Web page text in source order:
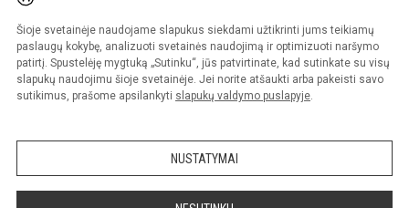
Šioje svetainėje naudojame slapukus siekdami užtikrinti jums teikiamų
paslaugų kokybę, analizuoti svetainės naudojimą ir optimizuoti naršymo
patirtį. Spustelėję mygtuką „Sutinku“, jūs patvirtinate, kad sutinkate su visų
slapukų naudojimu šioje svetainėje. Jei norite atšaukti arba pakeisti savo
sutikimus, prašome apsilankyti slapukų valdymo puslapyje.
NUSTATYMAI
© 2025. Vilniaus lopšelis-darželis „Žibutė“. Visos teisės saugomos.
Kopijuoti turinį be raštiško įstaigos administracijos sutikimo griežtai draudžiama.
Prieinamumo paraiška Slapukų valdymas